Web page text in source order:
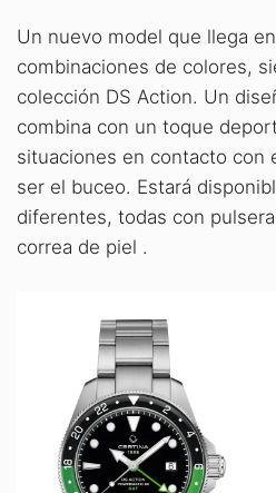
Un nuevo model que llega
combinaciones de colores,
colección DS Action. Un
combina con un toque
situaciones en contacto con
ser el buceo. Estará
diferentes, todas con
correa de piel .